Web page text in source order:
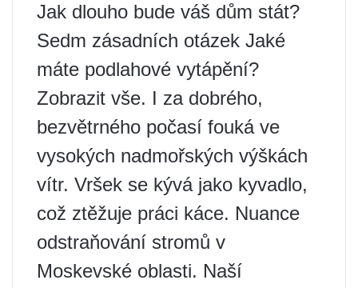
Jak dlouho bude váš dům stát?
Sedm zásadních otázek Jaké
máte podlahové vytápění?
Zobrazit vše. I za dobrého,
bezvětrného počasí fouká ve
vysokých nadmořských výškách
vítr. Vršek se kývá jako kyvadlo,
což ztěžuje práci káce. Nuance
odstraňování stromů v
Moskevské oblasti. Naší